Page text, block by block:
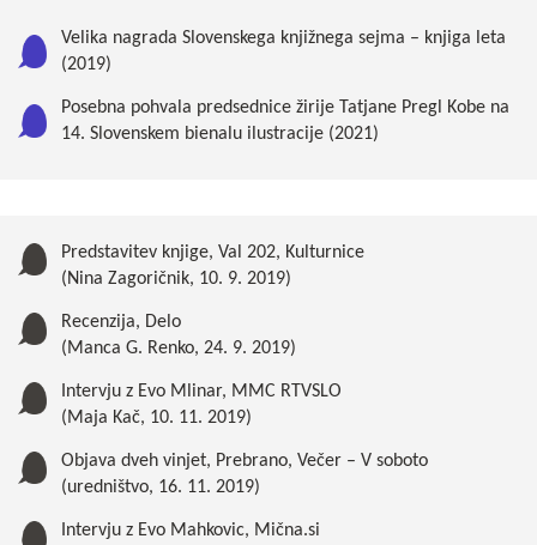
Velika nagrada Slovenskega knjižnega sejma – knjiga leta
(2019)
Posebna pohvala predsednice žirije Tatjane Pregl Kobe na
14. Slovenskem bienalu ilustracije (2021)
Predstavitev knjige, Val 202, Kulturnice
(Nina Zagoričnik, 10. 9. 2019)
Recenzija, Delo
(Manca G. Renko, 24. 9. 2019)
Intervju z Evo Mlinar, MMC RTVSLO
(Maja Kač, 10. 11. 2019)
Objava dveh vinjet, Prebrano, Večer – V soboto
(uredništvo, 16. 11. 2019)
Intervju z Evo Mahkovic, Mična.si